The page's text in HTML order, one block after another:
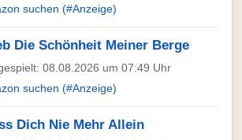
suchen (#Anzeige)
Die Schönheit Meiner Berge
08.08.2026 um 07:49 Uhr
suchen (#Anzeige)
Dich Nie Mehr Allein